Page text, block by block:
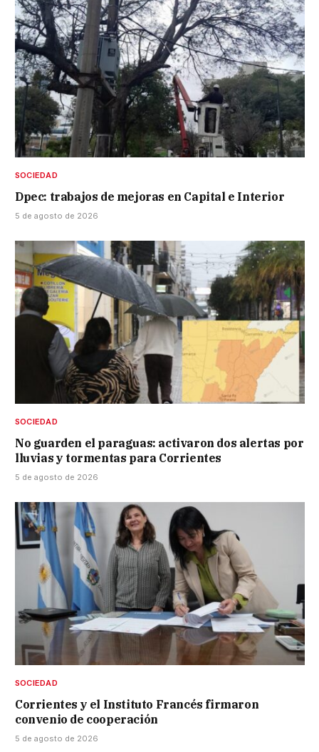
SOCIEDAD
Dpec: trabajos de mejoras en Capital e Interior
5 de agosto de 2026
SOCIEDAD
No guarden el paraguas: activaron dos alertas por
lluvias y tormentas para Corrientes
5 de agosto de 2026
SOCIEDAD
Corrientes y el Instituto Francés firmaron
convenio de cooperación
5 de agosto de 2026